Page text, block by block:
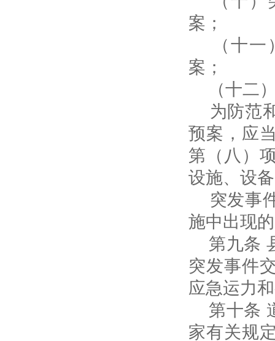
案；
（十一
案；
（十二
为防范
预案，应
第（八）
设施、设
突发事
施中出现
第九条
突发事件
应急运力
第十条
家有关规